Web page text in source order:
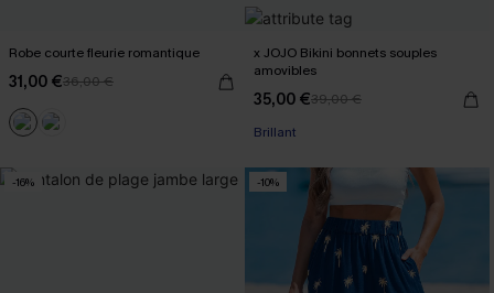
Robe courte fleurie romantique
31,00 €36,00 €
x JOJO Bikini bonnets souples
amovibles
35,00 €39,00 €
Brillant
-16% -10%